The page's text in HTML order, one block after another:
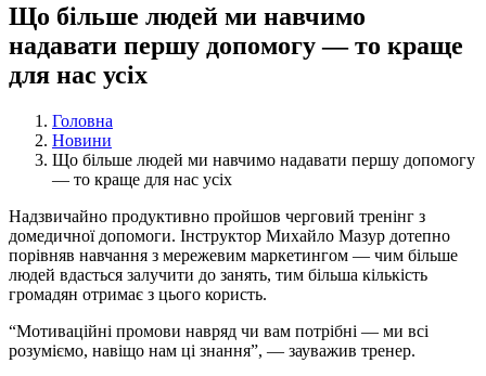
Що більше людей ми навчимо
надавати першу допомогу — то краще
для нас усіх
Головна
Новини
Що більше людей ми навчимо надавати першу допомогу
— то краще для нас усіх
Надзвичайно продуктивно пройшов черговий тренінг з
домедичної допомоги. Інструктор Михайло Мазур дотепно
порівняв навчання з мережевим маркетингом — чим більше
людей вдасться залучити до занять, тим більша кількість
громадян отримає з цього користь.
“Мотиваційні промови навряд чи вам потрібні — ми всі
розуміємо, навіщо нам ці знання”, — зауважив тренер.